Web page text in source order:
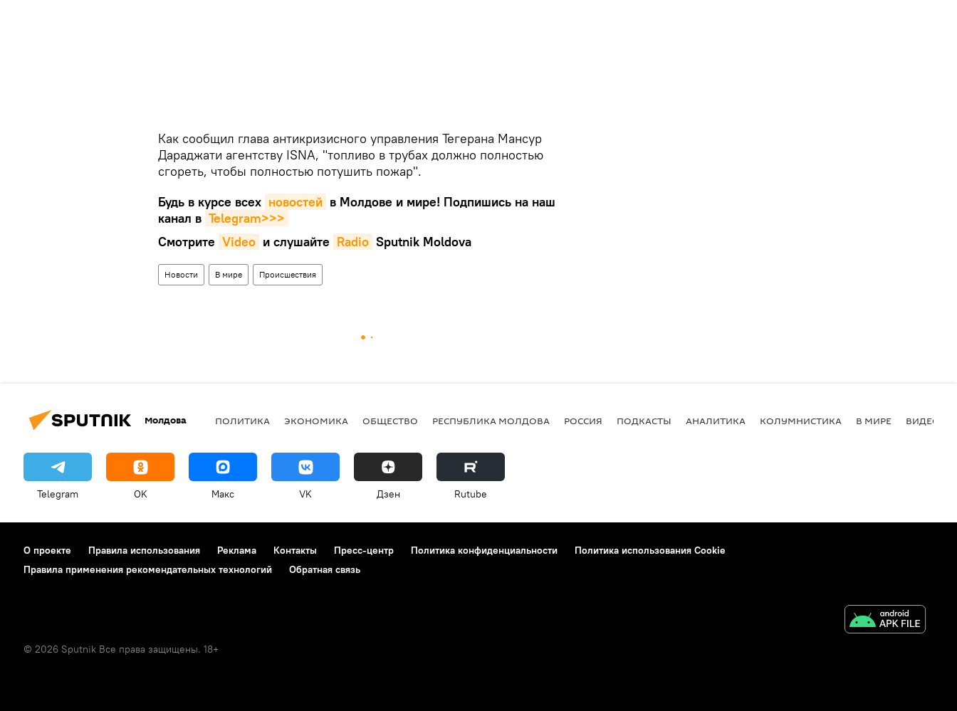
Как сообщил глава антикризисного управления Тегерана Мансур
Дараджати агентству ISNA, "топливо в трубах должно полностью
сгореть, чтобы полностью потушить пожар".
Будь в курсе всех новостей в Молдове и мире! Подпишись на наш
канал в Telegram>>>
Смотрите Video и слушайте Radio Sputnik Moldova
Новости В мире Происшествия
Молдова ПОЛИТИКА ЭКОНОМИКА ОБЩЕСТВО РЕСПУБЛИКА МОЛДОВА РОССИЯ ПОДКАСТЫ АНАЛИТИКА КОЛУМНИСТИКА В МИРЕ ВИДЕО
Telegram OK Макс VK Дзен Rutube
О проекте Правила использования Реклама Контакты Пресс-центр Политика конфиденциальности
Политика использования Cookie
Правила применения рекомендательных технологий
Обратная связь
© 2026 Sputnik Все права защищены. 18+